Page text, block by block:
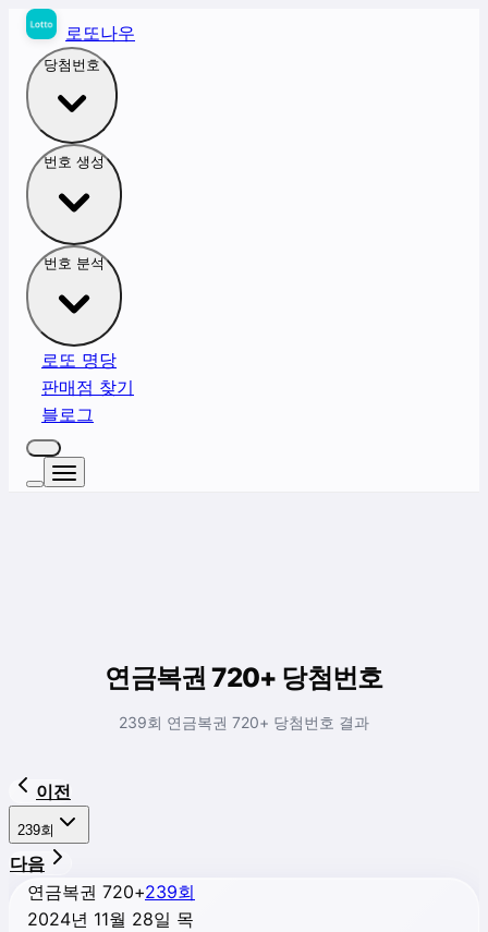
로또나우
당첨번호
번호 생성
번호 분석
로또 명당
판매점 찾기
블로그
연금복권 720+ 당첨번호
239회 연금복권 720+ 당첨번호 결과
이전
239회
다음
연금복권 720+239회
2024년 11월 28일 목